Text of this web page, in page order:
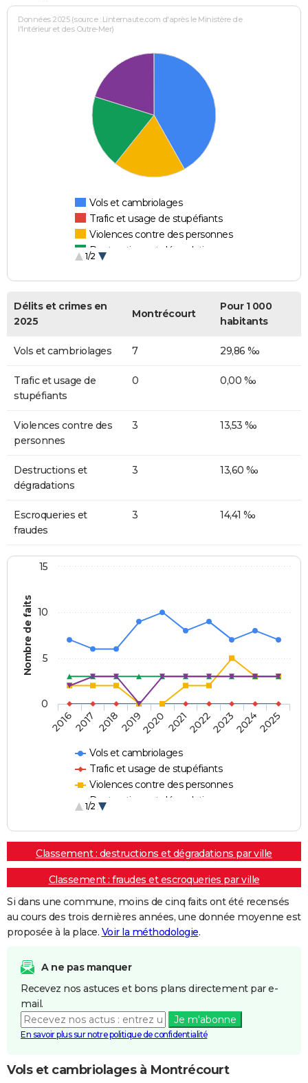
Données 2025 (source : Linternaute.com d'après le Ministère de
l'Intérieur et des Outre-Mer)
Vols et cambriolages
Trafic et usage de stupéfiants
Violences contre des personnes
Destructions et dégradations
1/2
Délits et crimes en
2025
Montrécourt
Pour 1 000
habitants
Vols et cambriolages 7 29,86 ‰
Trafic et usage de
stupéfiants
0 0,00 ‰
Violences contre des
personnes
3 13,53 ‰
Destructions et
dégradations
3 13,60 ‰
Escroqueries et
fraudes
3 14,41 ‰
Nombre de faits
Vols et cambriolages
Trafic et usage de stupéfiants
Violences contre des personnes
Destructions et dégradations
1/2
20162017 20182019202020212022202320242025
0
5
10
15
Classement : destructions et dégradations par ville
Classement : fraudes et escroqueries par ville
Si dans une commune, moins de cinq faits ont été recensés
au cours des trois dernières années, une donnée moyenne est
proposée à la place. Voir la méthodologie.
A ne pas manquer
Recevez nos astuces et bons plans directement par e-
mail.
Je m'abonne
En savoir plus sur notre politique de confidentialité
Vols et cambriolages à Montrécourt